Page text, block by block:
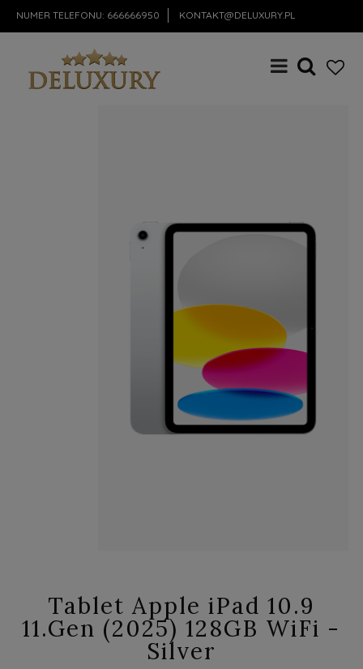
NUMER TELEFONU: 666666950 KONTAKT@DELUXURY.PL
Tablet Apple iPad 10.9
11.Gen (2025) 128GB WiFi -
Silver